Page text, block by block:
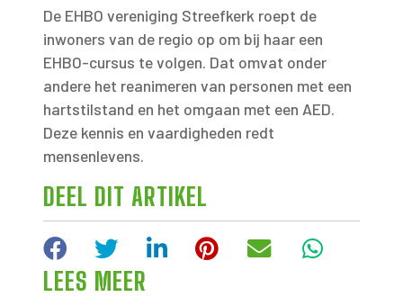
De EHBO vereniging Streefkerk roept de
inwoners van de regio op om bij haar een
EHBO-cursus te volgen. Dat omvat onder
andere het reanimeren van personen met een
hartstilstand en het omgaan met een AED.
Deze kennis en vaardigheden redt
mensenlevens.
DEEL DIT ARTIKEL
FacebookTwitterLinkedInPinterest
E-mail
LEES MEER